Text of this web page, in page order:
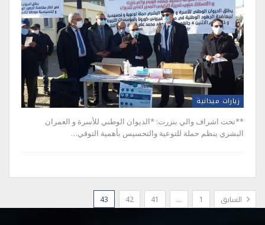
زيارات ميدانية
**تحت اشراف والي بنزرت: *الديوان الوطني للأسرة و العمران
البشري ينظم حملة للتوعية والتحسيس بأهمية التوقي…
السابق 1
…
41
42
43